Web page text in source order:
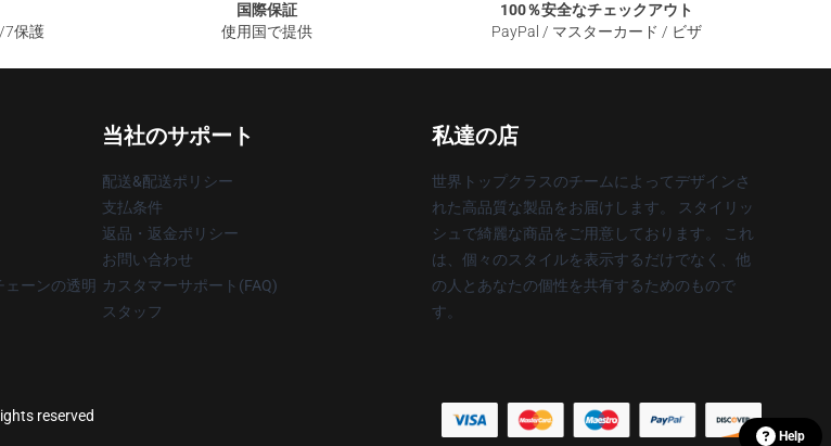
7保護
国際保証
使用国で提供
100％安全なチェックアウト
PayPal / マスターカード / ビザ
ェーンの透明
当社のサポート
配送&配送ポリシー
支払条件
返品・返金ポリシー
お問い合わせ
カスタマーサポート(FAQ)
スタッフ
私達の店
世界トップクラスのチームによってデザインさ
れた高品質な製品をお届けします。 スタイリッ
シュで綺麗な商品をご用意しております。 これ
は、個々のスタイルを表示するだけでなく、他
の人とあなたの個性を共有するためのもので
す。
reserved
Help